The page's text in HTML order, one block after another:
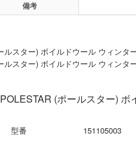
備考
POLESTAR (ポールスター) ボ
型番 151105003